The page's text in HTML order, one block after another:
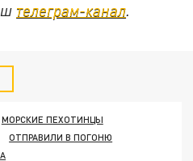
телеграм-канал.
МОРСКИЕ ПЕХОТИНЦЫ
ОТПРАВИЛИ В ПОГОНЮ